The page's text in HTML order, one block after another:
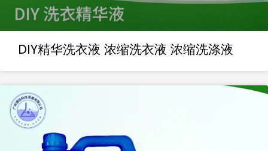
DIY精华洗衣液 浓缩洗衣液 浓缩洗涤液